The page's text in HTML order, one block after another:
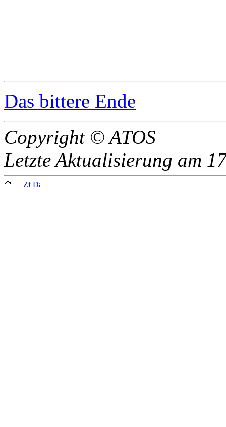
Das bittere Ende
Copyright © ATOS
Letzte Aktualisierung am